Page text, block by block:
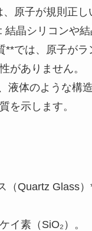
原子が規則正し
結晶シリコンや結
**では、原子がラ
がありません。
液体のような構
を示します。
（Quartz Glass
イ素（SiO₂）。